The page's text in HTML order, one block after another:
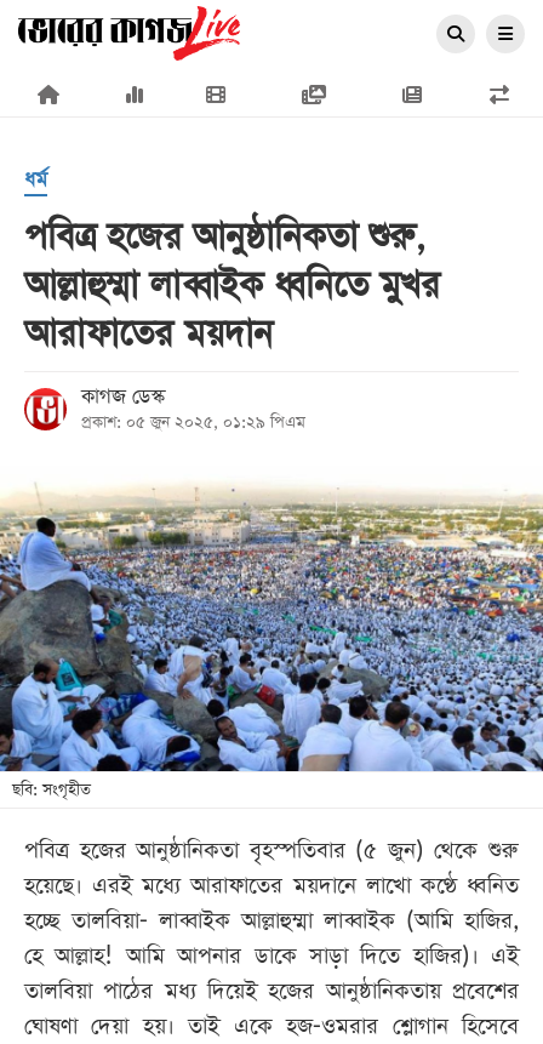
×
প্রচ্ছদ
জাতীয়
রাজনীতি
অর্থনীতি
আন্তর্জাতিক
সারাদেশ
খেলা
বিনোদন
লাইফ
স্টাইল
শিক্ষা
তথ্যপ্রযুক্তি
বিভাগ
ছবি
ভিডিও
ধর্ম
পবিত্র হজের আনুষ্ঠানিকতা শুরু,
আল্লাহুম্মা লাব্বাইক ধ্বনিতে মুখর
আরাফাতের ময়দান
কাগজ ডেস্ক
প্রকাশ: ০৫ জুন ২০২৫, ০১:২৯ পিএম
ছবি: সংগৃহীত
পবিত্র হজের আনুষ্ঠানিকতা বৃহস্পতিবার (৫ জুন) থেকে শুরু
হয়েছে। এরই মধ্যে আরাফাতের ময়দানে লাখো কণ্ঠে ধ্বনিত
হচ্ছে তালবিয়া- লাব্বাইক আল্লাহুম্মা লাব্বাইক (আমি হাজির,
হে আল্লাহ! আমি আপনার ডাকে সাড়া দিতে হাজির)। এই
তালবিয়া পাঠের মধ্য দিয়েই হজের আনুষ্ঠানিকতায় প্রবেশের
ঘোষণা দেয়া হয়। তাই একে হজ-ওমরার শ্লোগান হিসেবে